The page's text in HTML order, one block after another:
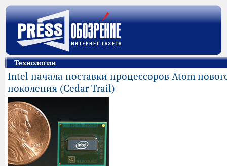
Технологии
Intel начала поставки процессоров Atom
поколения (Cedar Trail)